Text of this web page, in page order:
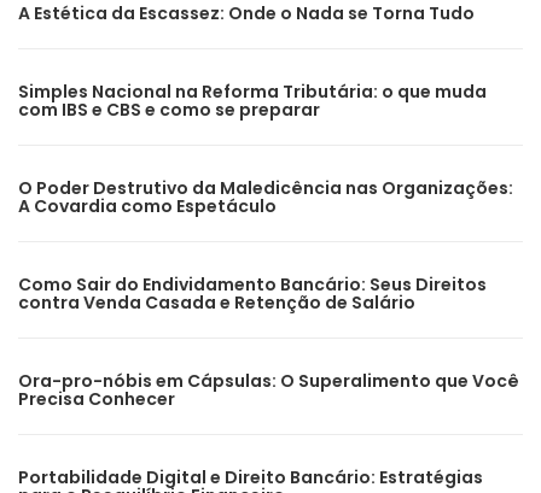
A Estética da Escassez: Onde o Nada se Torna Tudo
Simples Nacional na Reforma Tributária: o que muda
com IBS e CBS e como se preparar
O Poder Destrutivo da Maledicência nas Organizações:
A Covardia como Espetáculo
Como Sair do Endividamento Bancário: Seus Direitos
contra Venda Casada e Retenção de Salário
Ora-pro-nóbis em Cápsulas: O Superalimento que Você
Precisa Conhecer
Portabilidade Digital e Direito Bancário: Estratégias